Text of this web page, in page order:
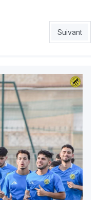
doit agir vite»Article
Suivant